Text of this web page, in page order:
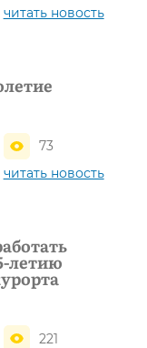
читать новость
73
читать новость
летию
221